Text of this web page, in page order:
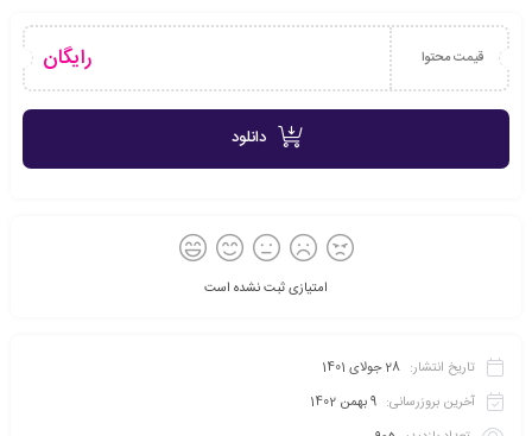
قیمت محتوا رایگان
دانلود
امتیازی ثبت نشده است
تاریخ انتشار: 28 جولای 1401
آخرین بروزرسانی: 9 بهمن 1402